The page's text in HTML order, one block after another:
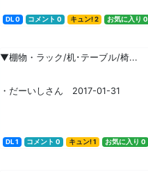
DL 0 コメント 0 キュン! 2 お気に入り 0
▼棚物・ラック/机･テーブル/椅...
・だーいしさん 2017-01-31
DL 1 コメント 0 キュン! 1 お気に入り 0